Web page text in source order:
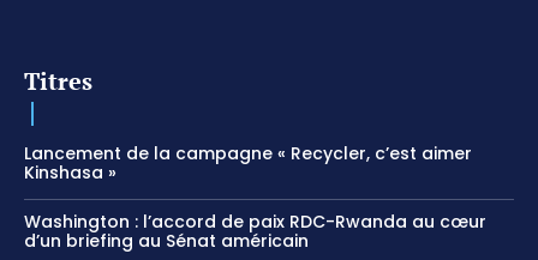
Titres
Lancement de la campagne « Recycler, c’est aimer
Kinshasa »
Washington : l’accord de paix RDC-Rwanda au cœur
d’un briefing au Sénat américain